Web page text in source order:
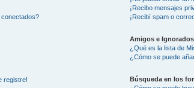
registre!
¡Recibo mensajes
¡Recibí spam o
Amigos e Ignorados
¿Qué es la lista de
¿Cómo se puede
Búsqueda en los